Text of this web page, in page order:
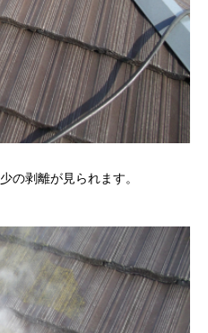
の剥離が見られます。